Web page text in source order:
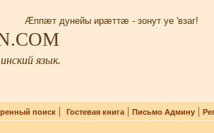
Æппæт дунейы ирæттæ - зонут уе 'взаг!
язык.
поиск| Гостевая книга| Письмо Админу|